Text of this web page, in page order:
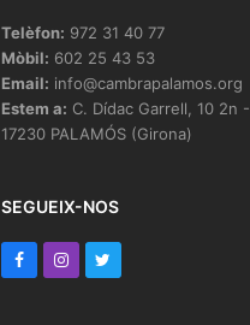
Telèfon: 972 31 40 77
Mòbil: 602 25 43 53
Email: info@cambrapalamos.org
Estem a: C. Dídac Garrell, 10 2n -
17230 PALAMÓS (Girona)
SEGUEIX-NOS
F
I